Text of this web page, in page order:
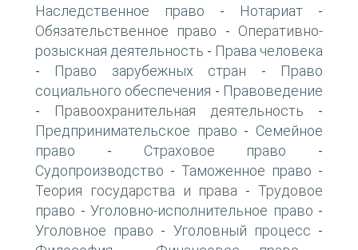
Наследственное право - Нотариат -
Обязательственное право - Оперативно-
розыскная деятельность - Права человека
- Право зарубежных стран -
Право
социального обеспечения - Правоведение
- Правоохранительная деятельность -
Предпринимательское право - Семейное
право - Страховое право -
Судопроизводство - Таможенное право -
Теория государства и права -Трудовое
право - Уголовно-исполнительное право -
Уголовное право - Уголовный процесс -